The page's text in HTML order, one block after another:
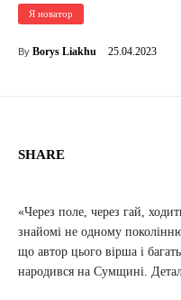
Я новатор
By Borys Liakhu 25.04.2023
SHARE
«Через поле, через гай,
знайомі не одному
що автор цього вірша і
народився на Сумщині.